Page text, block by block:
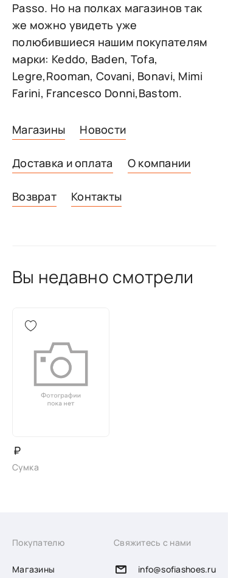
Магазины Новости
Доставка и оплата О компании
Возврат Контакты
Passo. Но на полках магазинов так
же можно увидеть уже
полюбившиеся нашим покупателям
марки: Keddo, Baden, Tofa,
Legre,Rooman, Covani, Bonavi, Mimi
Farini, Francesco Donni,Bastom.
Вы недавно смотрели
₽
Сумка
Покупателю
Магазины
Свяжитесь с нами
info@sofiashoes.ru